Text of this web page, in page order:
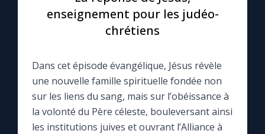
Le compte Tiktok
Le site internet
Questions-réponses
enseignement pour les judéo-
chrétiens
Dans cet épisode évangélique, Jésus révèle
une nouvelle famille spirituelle fondée non
sur les liens du sang, mais sur l’obéissance à
la volonté du Père céleste, bouleversant ainsi
les institutions juives et ouvrant l’Alliance à